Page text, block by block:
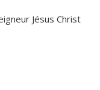
Jésus Christ